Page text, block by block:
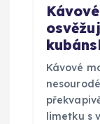
Kávové
limetku s